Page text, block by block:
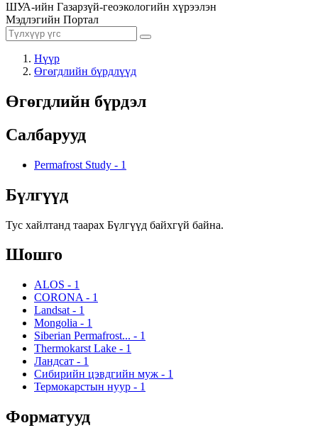
ШУА-ийн Газарзүй-геоэкологийн хүрээлэн
Мэдлэгийн Портал
Нүүр
Өгөгдлийн бүрдлүүд
Өгөгдлийн бүрдэл
Салбарууд
Permafrost Study - 1
Бүлгүүд
Тус хайлтанд таарах Бүлгүүд байхгүй байна.
Шошго
ALOS - 1
CORONA - 1
Landsat - 1
Mongolia - 1
Siberian Permafrost... - 1
Thermokarst Lake - 1
Ландсат - 1
Сибирийн цэвдгийн муж - 1
Термокарстын нуур - 1
Форматууд